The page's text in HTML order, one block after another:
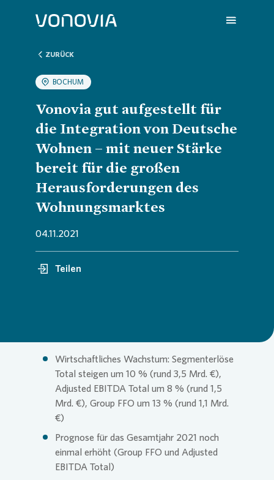
Über uns
Nachhaltigkeit
Investoren
Karriere
ZURÜCK
BOCHUM
Vonovia gut aufgestellt für
die Integration von Deutsche
Wohnen – mit neuer Stärke
bereit für die großen
Herausforderungen des
Wohnungsmarktes
04.11.2021
Teilen
Wirtschaftliches Wachstum: Segmenterlöse
Total steigen um 10 % (rund 3,5 Mrd. €),
Adjusted EBITDA Total um 8 % (rund 1,5
Mrd. €), Group FFO um 13 % (rund 1,1 Mrd.
€)
Prognose für das Gesamtjahr 2021 noch
einmal erhöht (Group FFO und Adjusted
EBITDA Total)